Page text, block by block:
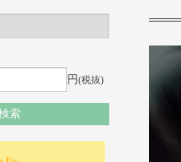
円(税抜)
索